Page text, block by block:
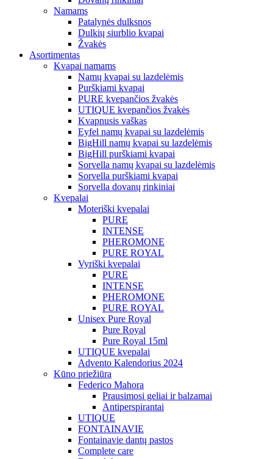
Namams
Patalynės dulksnos
Dulkių siurblio kvapai
Žvakės
Asortimentas
Kvapai namams
Namų kvapai su lazdelėmis
Purškiami kvapai
PURE kvepančios žvakės
UTIQUE kvepančios žvakės
Kvapnusis vaškas
Eyfel namų kvapai su lazdelėmis
BigHill namų kvapai su lazdelėmis
BigHill purškiami kvapai
Sorvella namų kvapai su lazdelėmis
Sorvella purškiami kvapai
Sorvella dovanų rinkiniai
Kvepalai
Moteriški kvepalai
PURE
INTENSE
PHEROMONE
PURE ROYAL
Vyriški kvepalai
PURE
INTENSE
PHEROMONE
PURE ROYAL
Unisex Pure Royal
Pure Royal
Pure Royal 15ml
UTIQUE kvepalai
Advento Kalendorius 2024
Kūno priežiūra
Federico Mahora
Prausimosi geliai ir balzamai
Antiperspirantai
UTIQUE
FONTAINAVIE
Fontainavie dantų pastos
Complete care